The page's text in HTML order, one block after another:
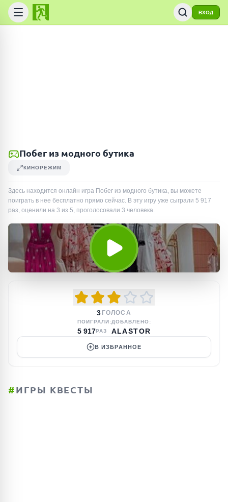
ВХОД
Побег из модного бутика
КИНОРЕЖИМ
Здесь находится онлайн игра Побег из модного бутика, вы можете
поиграть в нее бесплатно прямо сейчас. В эту игру уже сыграли 5 917
раз, оценили на 3 из 5, проголосовали 3 человека.
3 ГОЛОСА
ПОИГРАЛИ:
5 917РАЗ
ДОБАВЛЕНО:
ALASTOR
В ИЗБРАННОЕ
#ИГРЫ КВЕСТЫ